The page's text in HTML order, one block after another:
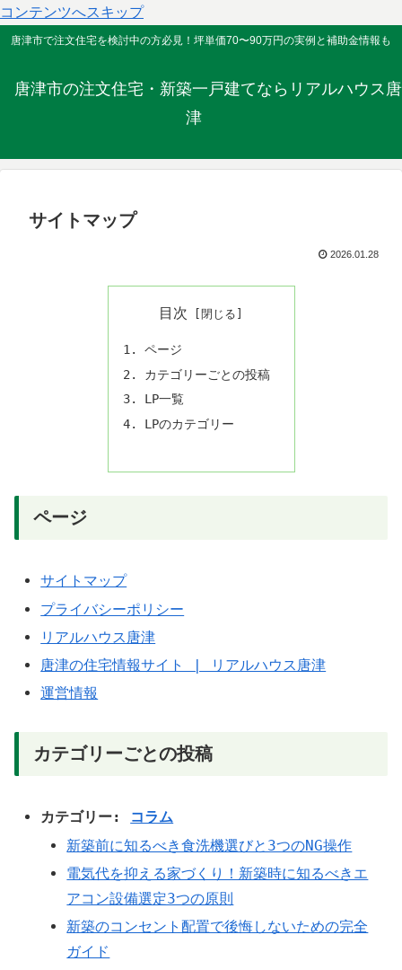
コンテンツへスキップ
唐津市で注文住宅を検討中の方必見！坪単価70〜90万円の実例と補助金情報も
唐津市の注文住宅・新築一戸建てならリアルハウス唐
津
サイトマップ
2026.01.28
目次
ページ
カテゴリーごとの投稿
LP一覧
LPのカテゴリー
ページ
サイトマップ
プライバシーポリシー
リアルハウス唐津
唐津の住宅情報サイト | リアルハウス唐津
運営情報
カテゴリーごとの投稿
カテゴリー: コラム
新築前に知るべき食洗機選びと3つのNG操作
電気代を抑える家づくり！新築時に知るべきエ
アコン設備選定3つの原則
新築のコンセント配置で後悔しないための完全
ガイド